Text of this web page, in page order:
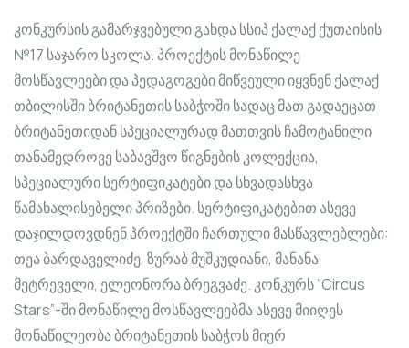
კონკურსის გამარჯვებული გახდა სსიპ ქალაქ ქუთაისის
№17 საჯარო სკოლა. პროექტის მონაწილე
მოსწავლეები და პედაგოგები მიწვეული იყვნენ ქალაქ
თბილისში ბრიტანეთის საბჭოში სადაც მათ გადაეცათ
ბრიტანეთიდან სპეციალურად მათთვის ჩამოტანილი
თანამედროვე საბავშვო წიგნების კოლექცია,
სპეციალური სერტიფიკატები და სხვადასხვა
წამახალისებელი პრიზები. სერტიფიკატებით ასევე
დაჯილდოვდნენ პროექტში ჩართული მასწავლებლები:
თეა ბარდაველიძე, ზურაბ მუშკუდიანი, მანანა
მეტრეველი, ელეონორა ბრეგვაძე. კონკურს “Circus
Stars”-ში მონაწილე მოსწავლეებმა ასევე მიიღეს
მონაწილეობა ბრიტანეთის საბჭოს მიერ